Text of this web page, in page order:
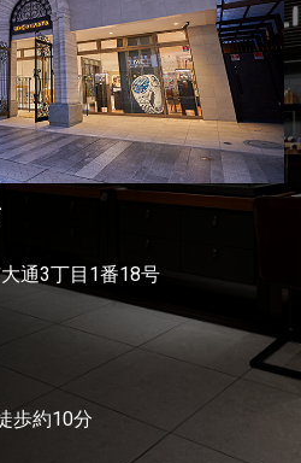
通3丁目1番18号
歩約10分